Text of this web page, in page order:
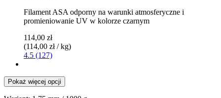
Filament ASA odporny na warunki atmosferyczne i
promieniowanie UV w kolorze czarnym
114,00 zł
(114,00 zł / kg)
4.5 (127)
Pokaż więcej opcji